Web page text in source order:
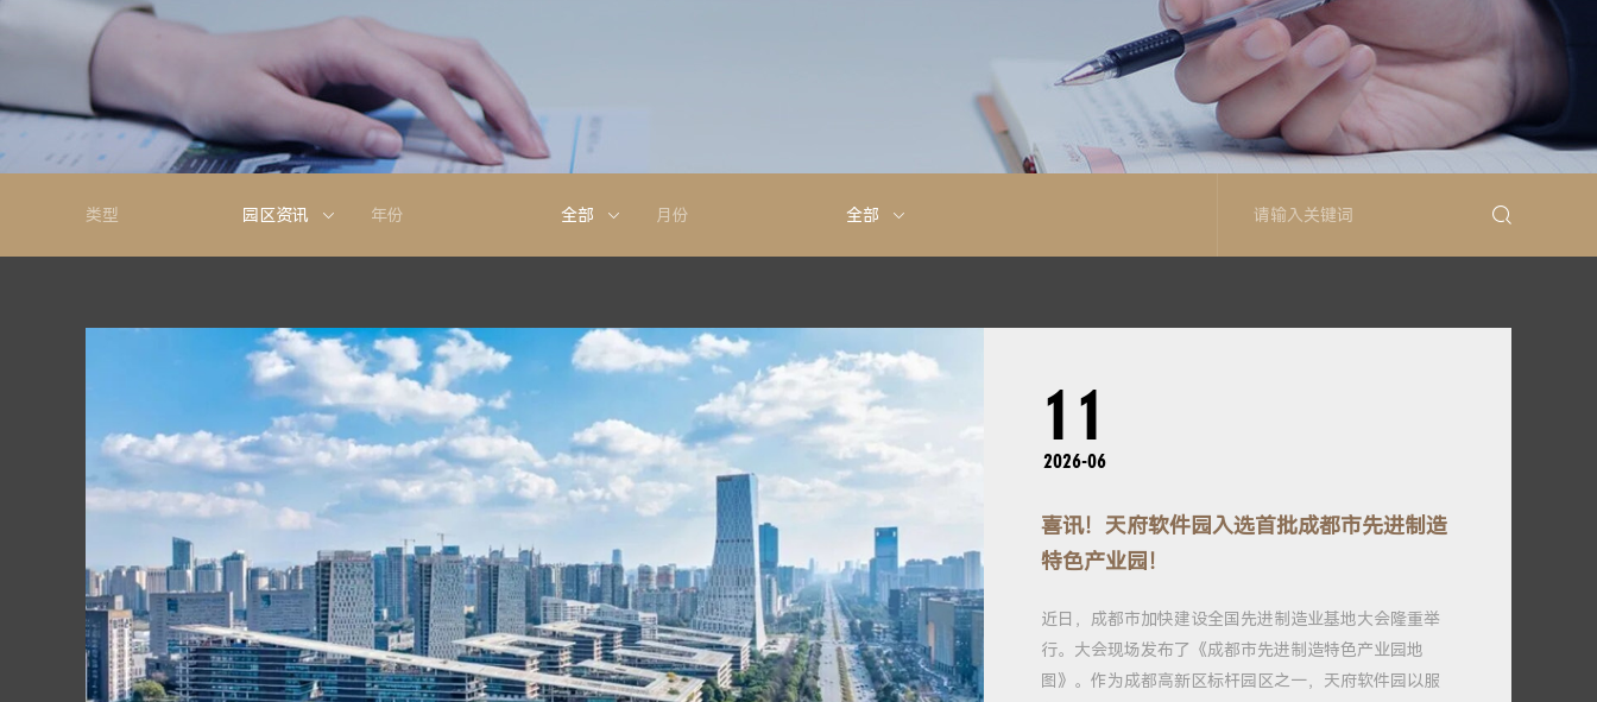
类型 园区资讯 年份 全部 月份 全部
11
2026-06
喜讯！天府软件园入选首批成都市先进制造
特色产业园！
近日，成都市加快建设全国先进制造业基地大会隆重举
行。大会现场发布了《成都市先进制造特色产业园地
图》。作为成都高新区标杆园区之一，天府软件园以服